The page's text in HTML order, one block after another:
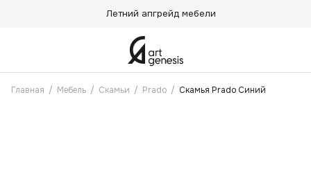
Летний апгрейд мебели
Главная / Мебель / Скамьи / Prado / Скамья Prado Синий